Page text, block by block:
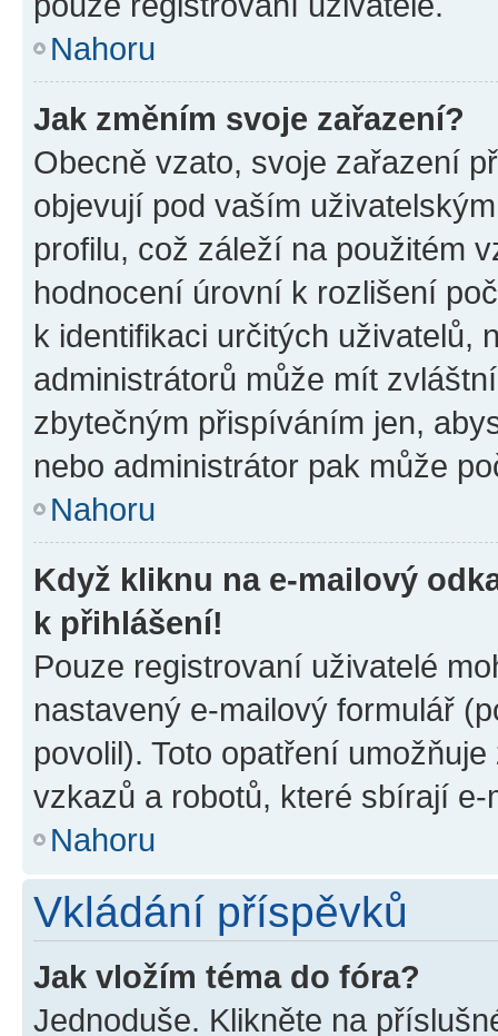
Nahoru
Jak změním svoje zařazení?
Obecně vzato, svoje zařazení
objevují pod vaším
profilu, což záleží na použitém
hodnocení úrovní k rozlišení
k identifikaci určitých uživatelů,
administrátorů může mít
zbytečným přispíváním jen,
nebo administrátor pak může
Nahoru
Když kliknu na e-mailový
k přihlášení!
Pouze registrovaní uživatelé
nastavený e-mailový formulář
povolil). Toto opatření
vzkazů a robotů, které sbírají e-
Nahoru
Vkládání příspěvků
Jak vložím téma do fóra?
Jednoduše. Klikněte na